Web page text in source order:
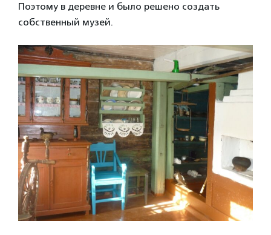
Поэтому в деревне и было решено создать
собственный музей.